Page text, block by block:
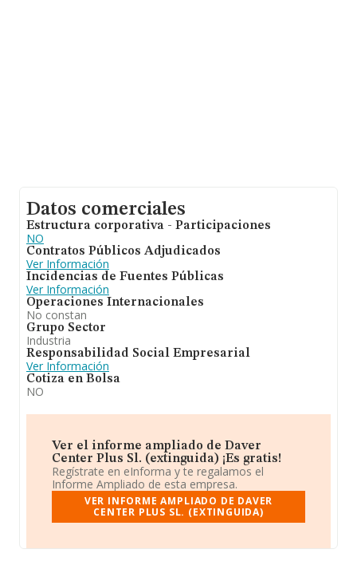
Datos comerciales
Estructura corporativa - Participaciones
NO
Contratos Públicos Adjudicados
Ver Información
Incidencias de Fuentes Públicas
Ver Información
Operaciones Internacionales
No constan
Grupo Sector
Industria
Responsabilidad Social Empresarial
Ver Información
Cotiza en Bolsa
NO
Ver el informe ampliado de Daver
Center Plus Sl. (extinguida) ¡Es gratis!
Regístrate en eInforma y te regalamos el
Informe Ampliado de esta empresa.
VER INFORME AMPLIADO DE DAVER
CENTER PLUS SL. (EXTINGUIDA)